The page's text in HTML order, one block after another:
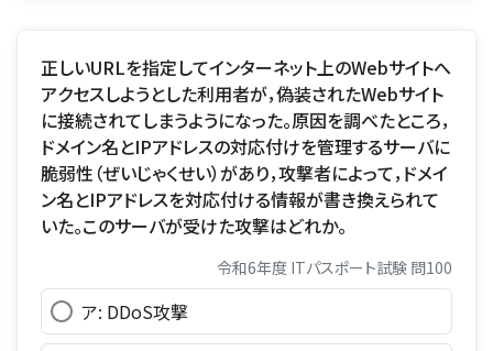
正しいURLを指定してインターネット上のWebサイトへ
アクセスしようとした利用者が，偽装されたWebサイト
に接続されてしまうようになった。原因を調べたところ，
ドメイン名とIPアドレスの対応付けを管理するサーバに
脆弱性（ぜいじゃくせい）があり，攻撃者によって，ドメイ
ン名とIPアドレスを対応付ける情報が書き換えられて
いた。このサーバが受けた攻撃はどれか。
令和6年度 ITパスポート試験 問100
ア: DDoS攻撃